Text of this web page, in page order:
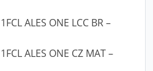
ALES ONE LCC BR –
ALES ONE CZ MAT –